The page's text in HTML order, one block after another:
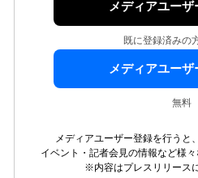
メディアユーザ
既に登録済みの
メディアユーザ
無料
メディアユーザー登録を行うと
イベント・記者会見の情報など様
※内容はプレスリリース